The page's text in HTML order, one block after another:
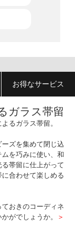
お得なサービス
ガラス帯留
るガラス帯留。
ズを集めて閉じ込
を巧みに使い、和
帯留に仕上がって
合わせて楽しめる
おきのコーディネ
がでしょうか。
＞